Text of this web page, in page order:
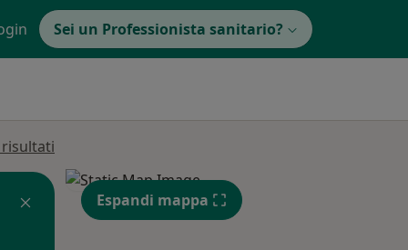
Sei un Professionista sanitario?
Espandi mappa